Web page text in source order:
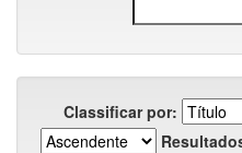
Classificar por: